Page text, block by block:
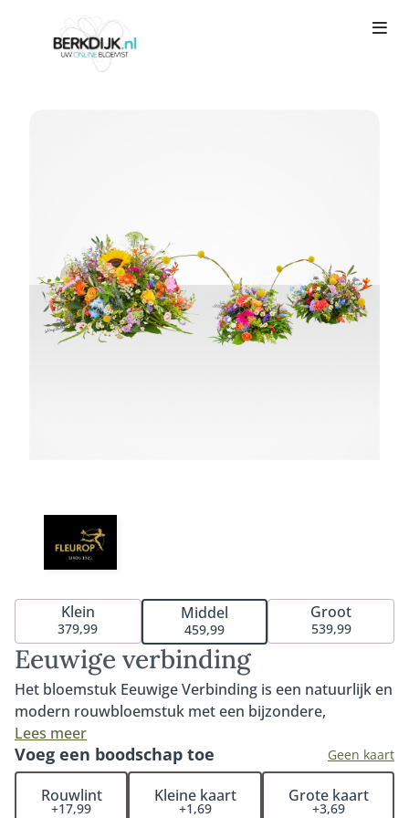
Eeuwige verbinding
Het bloemstuk Eeuwige Verbinding is een natuurlijk en
modern rouwbloemstuk met een bijzondere,
symbolische vorm. Het afgebeelde arrangement
betreft het kleine formaat en bestaat uit één groot
rond bloemstuk van circa 50 cm en twee kleinere
ronde bloemstukken van circa 30 cm, die door
Lees meer
Klein
379,99
Middel
459,99
Groot
539,99
Voeg een boodschap toe Geen kaart
Rouwlint
+17,99
Kleine kaart
+1,69
Grote kaart
+3,69